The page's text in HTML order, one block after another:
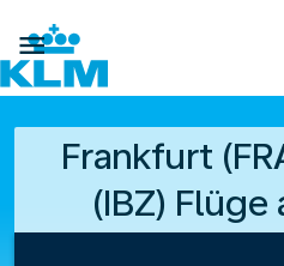

Frankfurt
(IBZ) Flüge